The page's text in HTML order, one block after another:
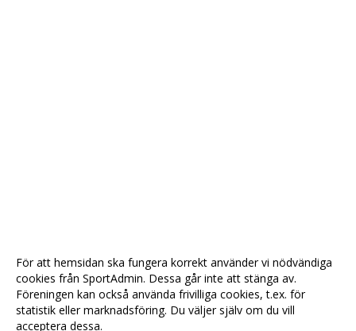
För att hemsidan ska fungera korrekt använder vi nödvändiga
cookies från SportAdmin. Dessa går inte att stänga av.
Föreningen kan också använda frivilliga cookies, t.ex. för
statistik eller marknadsföring. Du väljer själv om du vill
acceptera dessa.